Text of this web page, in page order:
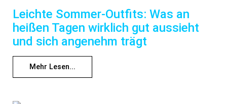
Leichte Sommer-Outfits: Was an
heißen Tagen wirklich gut aussieht
und sich angenehm trägt
Mehr Lesen...